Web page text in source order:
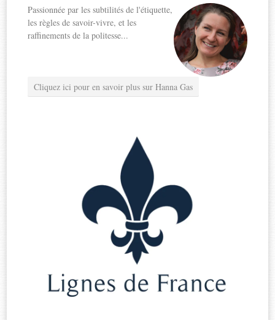
Passionnée par les subtilités de l'étiquette,
les règles de savoir-vivre, et les
raffinements de la politesse...
Cliquez ici pour en savoir plus sur Hanna Gas